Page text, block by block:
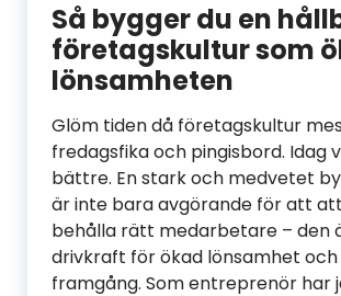
Så bygger du en
företagskultur som
lönsamheten
Glöm tiden då företagskultur
fredagsfika och pingisbord. Idag
bättre. En stark och medvetet
är inte bara avgörande för att
behålla rätt medarbetare – den
drivkraft för ökad lönsamhet och
framgång. Som entreprenör har